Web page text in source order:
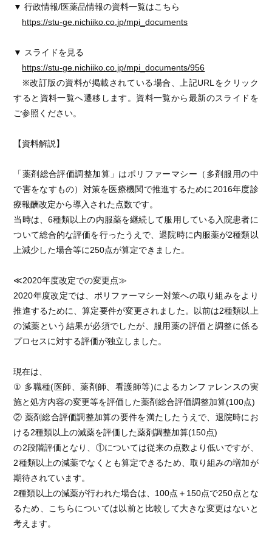
▼ 行政情報/医薬品情報の資料一覧はこちら
https://stu-ge.nichiiko.co.jp/mpi_documents
▼ スライドを見る
https://stu-ge.nichiiko.co.jp/mpi_documents/956
※改訂版の資料が掲載されている場合、上記URLをクリック
すると資料一覧へ遷移します。資料一覧から最新のスライドを
ご参照ください。
【資料解説】
「薬剤総合評価調整加算」はポリファーマシー（多剤服用の中
で害をなすもの）対策を医療機関で推進するために2016年度診
療報酬改定から導入された点数です。
当時は、6種類以上の内服薬を継続して服用している入院患者に
ついて総合的な評価を行ったうえで、退院時に内服薬が2種類以
上減少した場合等に250点が算定できました。
≪2020年度改定での変更点≫
2020年度改定では、ポリファーマシー対策への取り組みをより
推進するために、算定要件が変更されました。以前は2種類以上
の減薬という結果が必須でしたが、服用薬の評価と調整に係る
プロセスに対する評価が独立しました。
現在は、
① 多職種(医師、薬剤師、看護師等)によるカンファレンスの実
施と処方内容の変更等を評価した薬剤総合評価調整加算(100点)
② 薬剤総合評価調整加算の要件を満たしたうえで、退院時にお
ける2種類以上の減薬を評価した薬剤調整加算(150点)
の2段階評価となり、①については従来の点数より低いですが、
2種類以上の減薬でなくとも算定できるため、取り組みの増加が
期待されています。
2種類以上の減薬が行われた場合は、100点＋150点で250点とな
るため、こちらについては以前と比較して大きな変更はないと
考えます。